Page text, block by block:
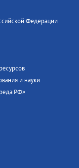
Федерации
и науки
РФ»